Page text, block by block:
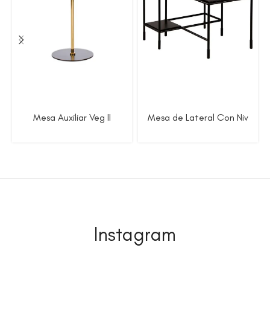
Mesa Auxiliar Veg II Mesa de Lateral Con Niv
Instagram